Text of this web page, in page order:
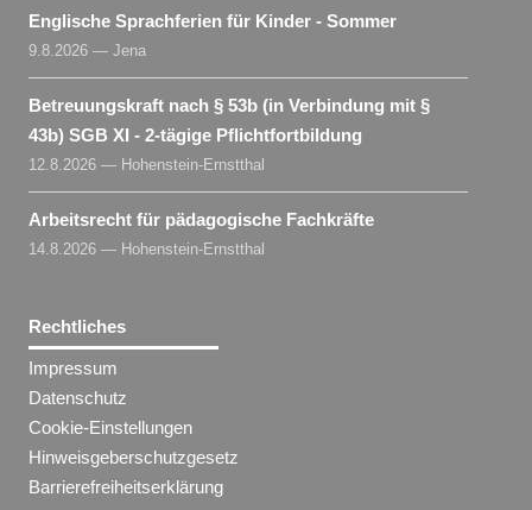
Englische Sprachferien für Kinder - Sommer
9.8.2026 — Jena
Betreuungskraft nach § 53b (in Verbindung mit §
43b) SGB XI - 2-tägige Pflichtfortbildung
12.8.2026 — Hohenstein-Ernstthal
Arbeitsrecht für pädagogische Fachkräfte
14.8.2026 — Hohenstein-Ernstthal
Rechtliches
Impressum
Datenschutz
Cookie-Einstellungen
Hinweisgeberschutzgesetz
Barrierefreiheitserklärung